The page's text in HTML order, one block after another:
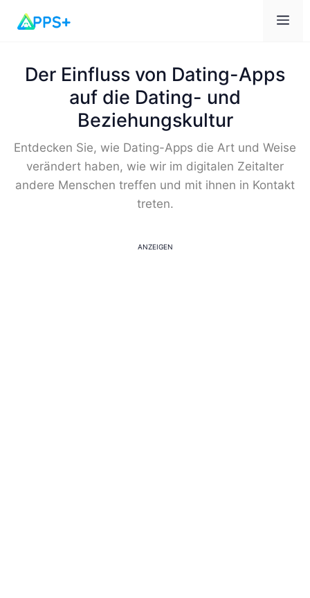
Der Einfluss von Dating-Apps
auf die Dating- und
Beziehungskultur
Entdecken Sie, wie Dating-Apps die Art und Weise
verändert haben, wie wir im digitalen Zeitalter
andere Menschen treffen und mit ihnen in Kontakt
treten.
ANZEIGEN